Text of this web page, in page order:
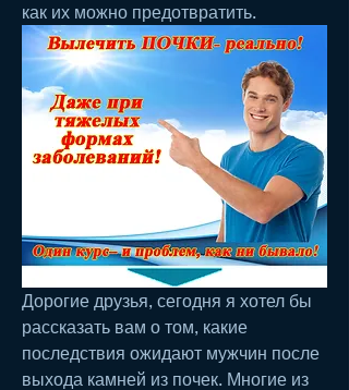
как их можно предотвратить.
Дорогие друзья, сегодня я хотел бы
рассказать вам о том, какие
последствия ожидают мужчин после
выхода камней из почек. Многие из